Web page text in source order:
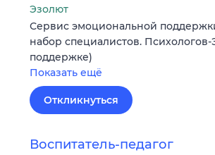
Эзолют
Сервис эмоциональной
набор специалистов.
поддержке)
Показать ещё
Откликнуться
Воспитатель-педагог